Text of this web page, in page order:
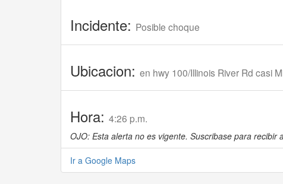
Incidente: Posible choque
Ubicacion: en hwy 100/Illinois River Rd casi
Hora: 4:26 p.m.
OJO: Esta alerta no es vigente. Suscribase para
Ir a Google Maps